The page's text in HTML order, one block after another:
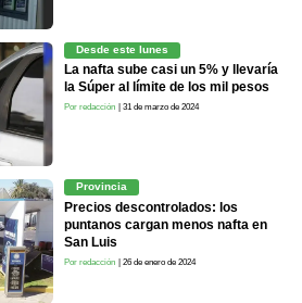
Desde este lunes
La nafta sube casi un 5% y llevaría
la Súper al límite de los mil pesos
Por redacción | 31 de marzo de 2024
Provincia
Precios descontrolados: los
puntanos cargan menos nafta en
San Luis
Por redacción | 26 de enero de 2024